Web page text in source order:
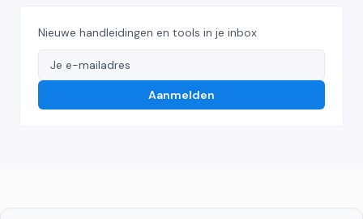
Nieuwe handleidingen en tools in je inbox
Aanmelden